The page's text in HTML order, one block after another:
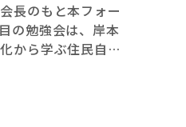
長のもと本フォー
の勉強会は、岸本
から学ぶ住民自 …